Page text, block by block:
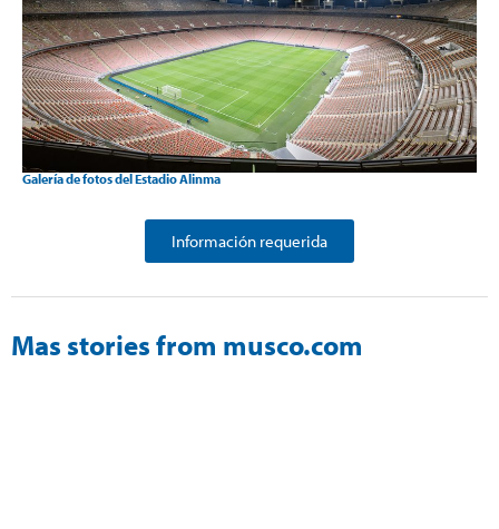
Galería de fotos del Estadio Alinma
Información requerida
Mas stories from musco.com